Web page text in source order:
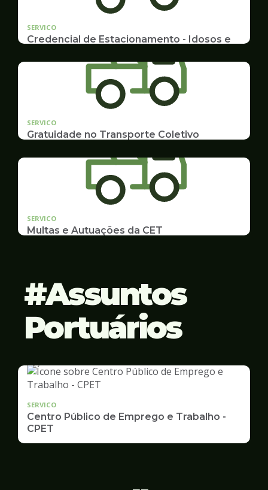
SERVICO
Credencial de Estacionamento - Idosos e
Cadastramento e Renovação
SERVICO
Gratuidade no Transporte Coletivo
Estudantes
SERVICO
Multas e Autuações da CET
Assuntos
Portuários
SERVICO
Centro Público de Emprego e Trabalho -
CPET